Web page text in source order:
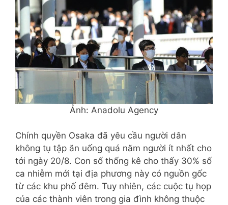
Ảnh: Anadolu Agency
Chính quyền Osaka đã yêu cầu người dân
không tụ tập ăn uống quá năm người ít nhất cho
tới ngày 20/8. Con số thống kê cho thấy 30% số
ca nhiễm mới tại địa phương này có nguồn gốc
từ các khu phố đêm. Tuy nhiên, các cuộc tụ họp
của các thành viên trong gia đình không thuộc